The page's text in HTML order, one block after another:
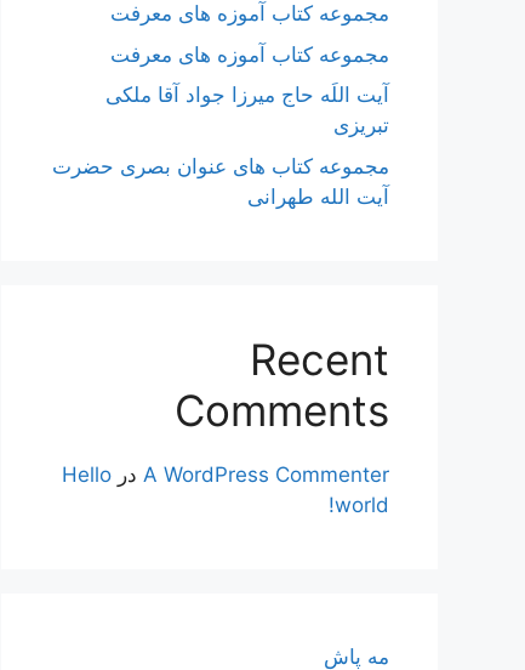
مجموعه کتاب آموزه های معرفت
مجموعه کتاب آموزه های معرفت
آیت اللَه حاج میرزا جواد آقا ملکی
تبریزی
مجموعه کتاب های عنوان بصری حضرت
آیت الله طهرانی
Recent
Comments
A WordPress Commenter در Hello
world!
مه پاش